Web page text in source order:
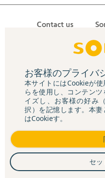
Contact us
お客様のプライバ
本サイトにはCookieが
らを使用し、コンテン
イズし、お客様の好み
択）を記憶します。本
はCookieす。
セッ